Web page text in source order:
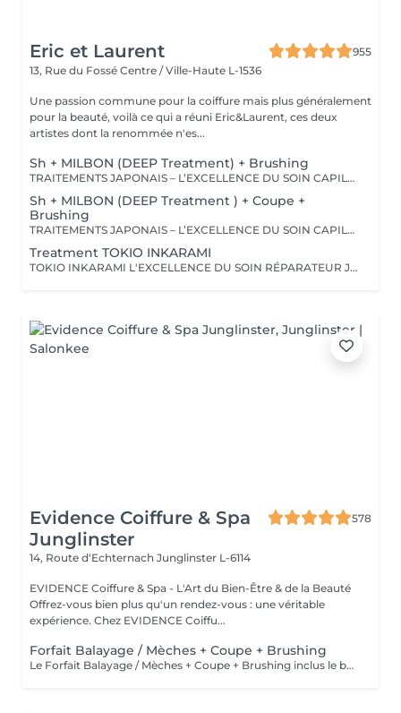
Eric et Laurent
955
13, Rue du Fossé Centre / Ville-Haute L-1536
Une passion commune pour la coiffure mais plus généralement
pour la beauté, voilà ce qui a réuni Eric&Laurent, ces deux
artistes dont la renommée n'es...
Sh + MILBON (DEEP Treatment) + Brushing
TRAITEMENTS JAPONAIS – L’EXCELLENCE DU SOIN CAPILLAIRE Découvrez un univers de soins capillaires japonais haut de gamme, reconnus pour leur technologie avancée et leurs résultats exceptionnels. Des traitements sur-mesure conçus pour répondre aux besoins spécifiques de chaque chevelure : hydratation, réparation, discipline, cuir chevelu ou nutrition . Chaque traitement agit au cœur de la fibre capillaire pour révéler des cheveux visiblement plus sains, brillants et soyeux. -Nos différentes lignes de traitements : SMOOTH (Collagène) Pour les cheveux emmêlés, ternes ou difficiles à coiffer. • Démêle instantanément • Lisse la fibre capillaire • Apporte douceur et brillance • Toucher léger et soyeux REPAIR (CMADK / Kératine) Pour les cheveux sensibilisés, cassants ou très abîmés. • Répare intensément • Renforce la structure interne du cheveu • Reconstruit la fibre en profondeur • Redonne force et élasticité ANTI-FRIZZ (Céramides / 18-MEA) Pour les cheveux indisciplinés, sensibilisés à l’humidité. • Contrôle les frisottis • Réduit le volume excessif • Protège de l’humidité • Facilite le coiffage • Apporte souplesse et brillance SCALP (Hyaluron / Agents Purifiants) Pour rééquilibrer et purifier le cuir chevelu. Idéal en cas de démangeaisons, pellicules, sécheresse ou excès de sébum. • Apaise le cuir chevelu • Purifie en douceur • Rééquilibre la barrière protectrice naturelle • Favorise un environnement sain pour la pousse Veuillez noter : les tarifs peuvent varier selon la longueur des cheveux, la quantité de produit nécessaire et la complexité de la prestation. Supplément possible à partir de +15€. Pour toute demande spécifique, merci de nous contacter.
Sh + MILBON (DEEP Treatment ) + Coupe +
Brushing
TRAITEMENTS JAPONAIS – L’EXCELLENCE DU SOIN CAPILLAIRE Découvrez un univers de soins capillaires japonais haut de gamme, reconnus pour leur technologie avancée et leurs résultats exceptionnels. Des traitements sur-mesure conçus pour répondre aux besoins spécifiques de chaque chevelure : hydratation, réparation, discipline, cuir chevelu ou nutrition . Chaque traitement agit au cœur de la fibre capillaire pour révéler des cheveux visiblement plus sains, brillants et soyeux. -Nos différentes lignes de traitements : SMOOTH (Collagène) Pour les cheveux emmêlés, ternes ou difficiles à coiffer. • Démêle instantanément • Lisse la fibre capillaire • Apporte douceur et brillance • Toucher léger et soyeux REPAIR (CMADK / Kératine) Pour les cheveux sensibilisés, cassants ou très abîmés. • Répare intensément • Renforce la structure interne du cheveu • Reconstruit la fibre en profondeur • Redonne force et élasticité ANTI-FRIZZ (Céramides / 18-MEA) Pour les cheveux indisciplinés, sensibilisés à l’humidité. • Contrôle les frisottis • Réduit le volume excessif • Protège de l’humidité • Facilite le coiffage • Apporte souplesse et brillance SCALP (Hyaluron / Agents Purifiants) Pour rééquilibrer et purifier le cuir chevelu. Idéal en cas de démangeaisons, pellicules, sécheresse ou excès de sébum. • Apaise le cuir chevelu • Purifie en douceur • Rééquilibre la barrière protectrice naturelle • Favorise un environnement sain pour la pousse Veuillez noter : les tarifs peuvent varier selon la longueur des cheveux, la quantité de produit nécessaire et la complexité de la prestation. Supplément possible à partir de +15€. Pour toute demande spécifique, merci de nous contacter.
Treatment TOKIO INKARAMI
TOKIO INKARAMI L'EXCELLENCE DU SOIN RÉPARATEUR JAPONAIS Découvrez Tokio Inkarami, un protocole de soin japonais d'exception, reconnu dans les plus grands salons pour sa capacité à restaurer la qualité des cheveux les plus sensibilisés. Grâce à sa technologie brevetée associant plusieurs types de kératines et d'actifs reconstructeurs, ce traitement agit au cur de la fibre capillaire afin de réparer, renforcer et sublimer les cheveux dès la première application. LES BÉNÉFICES Répare intensément les cheveux fragilisés et abîmés Renforce durablement la structure interne du cheveu Réduit la casse et améliore la résistance de la fibre capillaire Apporte douceur, souplesse et légèreté Discipline les cheveux sans les alourdir Révèle une brillance exceptionnelle IDÉAL POUR Les cheveux décolorés ou éclaircis Les cheveux sensibilisés par les services techniques Les cheveux secs, cassants ou fragilisés Les cheveux ternes en manque de vitalité Résultat : des cheveux visiblement plus forts, plus sains, plus brillants et profondément transformés. NFORMATIONS COMPLÉMENTAIRES Afin de garantir un résultat parfaitement adapté à vos besoins, le tarif peut varier en fonction de la longueur, de la densité des cheveux et de la quantité de produit nécessaire. Le tarif du protocole Tokio Inkarami peut aller jusqu'à 250 € selon le niveau de personnalisation requis.
Evidence Coiffure & Spa
Junglinster
578
14, Route d‘Echternach Junglinster L-6114
EVIDENCE Coiffure & Spa - L'Art du Bien-Être & de la Beauté
Offrez-vous bien plus qu'un rendez-vous : une véritable
expérience. Chez EVIDENCE Coiffu...
Forfait Balayage / Mèches + Coupe + Brushing
Le Forfait Balayage / Mèches + Coupe + Brushing inclus le balayage, le traitement, la coupe, le brushing, le shampoing et le soin. Le prix pourra varier en fonction de la longueur des cheveux. Pour tout renseignement complémentaire, n'hésitez pas à nous appeler.